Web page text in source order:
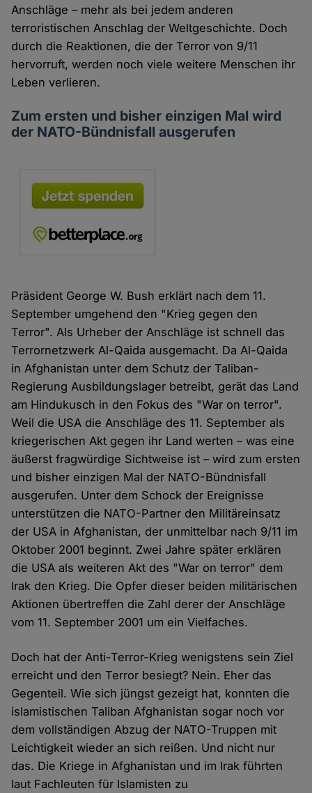
Anschläge – mehr als bei jedem anderen
terroristischen Anschlag der Weltgeschichte. Doch
durch die Reaktionen, die der Terror von 9/11
hervorruft, werden noch viele weitere Menschen ihr
Leben verlieren.
Zum ersten und bisher einzigen Mal wird
der NATO-Bündnisfall ausgerufen
Präsident George W. Bush erklärt nach dem 11.
September umgehend den "Krieg gegen den
Terror". Als Urheber der Anschläge ist schnell das
Terrornetzwerk Al-Qaida ausgemacht. Da Al-Qaida
in Afghanistan unter dem Schutz der Taliban-
Regierung Ausbildungslager betreibt, gerät das Land
am Hindukusch in den Fokus des "War on terror".
Weil die USA die Anschläge des 11. September als
kriegerischen Akt gegen ihr Land werten – was eine
äußerst fragwürdige Sichtweise ist – wird zum ersten
und bisher einzigen Mal der NATO-Bündnisfall
ausgerufen. Unter dem Schock der Ereignisse
unterstützen die NATO-Partner den Militäreinsatz
der USA in Afghanistan, der unmittelbar nach 9/11 im
Oktober 2001 beginnt. Zwei Jahre später erklären
die USA als weiteren Akt des "War on terror" dem
Irak den Krieg. Die Opfer dieser beiden militärischen
Aktionen übertreffen die Zahl derer der Anschläge
vom 11. September 2001 um ein Vielfaches.
Doch hat der Anti-Terror-Krieg wenigstens sein Ziel
erreicht und den Terror besiegt? Nein. Eher das
Gegenteil. Wie sich jüngst gezeigt hat, konnten die
islamistischen Taliban Afghanistan sogar noch vor
dem vollständigen Abzug der NATO-Truppen mit
Leichtigkeit wieder an sich reißen. Und nicht nur
das. Die Kriege in Afghanistan und im Irak führten
laut Fachleuten für Islamisten zu